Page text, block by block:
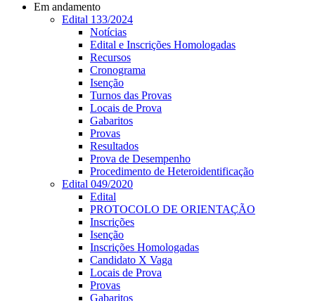
Em andamento
Edital 133/2024
Notícias
Edital e Inscrições Homologadas
Recursos
Cronograma
Isenção
Turnos das Provas
Locais de Prova
Gabaritos
Provas
Resultados
Prova de Desempenho
Procedimento de Heteroidentificação
Edital 049/2020
Edital
PROTOCOLO DE ORIENTAÇÃO
Inscrições
Isenção
Inscrições Homologadas
Candidato X Vaga
Locais de Prova
Provas
Gabaritos